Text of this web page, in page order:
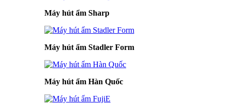
Máy hút ẩm Sharp
Máy hút ẩm Stadler Form
Máy hút ẩm Hàn Quốc